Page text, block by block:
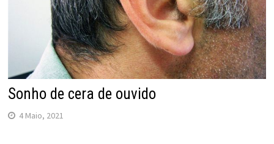
Sonho de cera de ouvido
4 Maio, 2021